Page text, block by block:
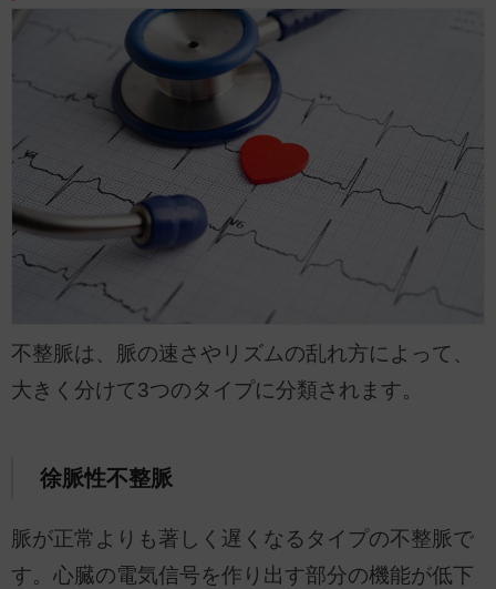
不整脈は、脈の速さやリズムの乱れ方によって、
大きく分けて3つのタイプに分類されます。
徐脈性不整脈
脈が正常よりも著しく遅くなるタイプの不整脈で
す。心臓の電気信号を作り出す部分の機能が低下